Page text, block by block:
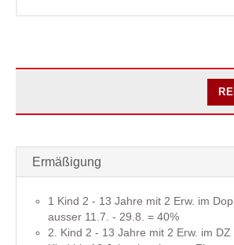
Ermäßigung
1 Kind 2 - 13 Jahre mit 2 Erw. im
ausser 11.7. - 29.8. = 40%
2. Kind 2 - 13 Jahre mit 2 Erw. im DZ